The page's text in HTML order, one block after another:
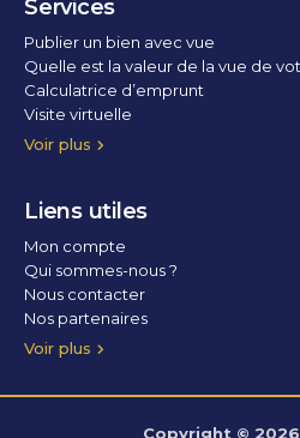
Services
Voir plus
Publier un bien avec vue
Quelle est la valeur de la vue de
Calculatrice d’emprunt
Visite virtuelle
Home staging
Liens utiles
Voir plus
Mon compte
Qui sommes-nous ?
Nous contacter
Nos partenaires
Conditions Générales d’Utilisation
Politique de confidentialité
Politique des cookies
Copyright ©